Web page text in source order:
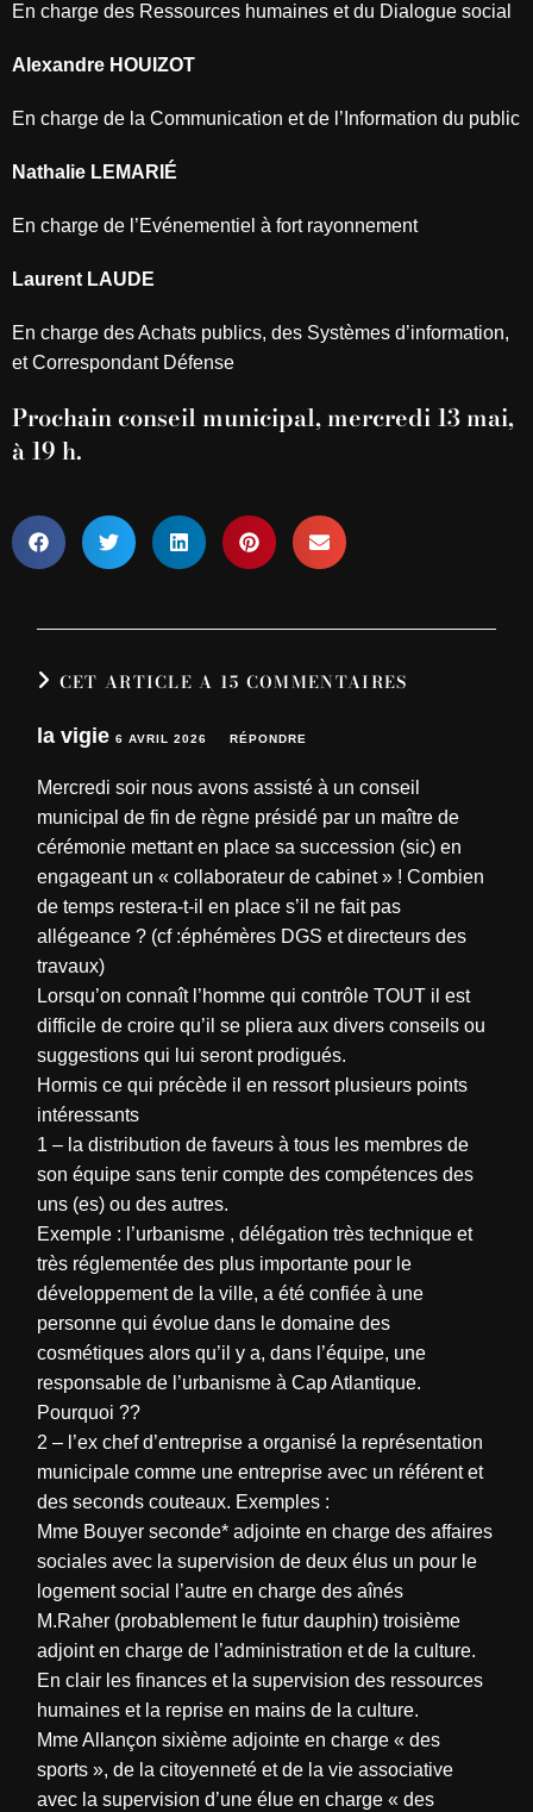
En charge des Ressources humaines et du Dialogue social
Alexandre HOUIZOT
En charge de la Communication et de l’Information du public
Nathalie LEMARIÉ
En charge de l’Evénementiel à fort rayonnement
Laurent LAUDE
En charge des Achats publics, des Systèmes d’information,
et Correspondant Défense
Prochain conseil municipal, mercredi 13 mai,
à 19 h.
CET ARTICLE A 15 COMMENTAIRES
la vigie6 AVRIL 2026 RÉPONDRE
Mercredi soir nous avons assisté à un conseil
municipal de fin de règne présidé par un maître de
cérémonie mettant en place sa succession (sic) en
engageant un « collaborateur de cabinet » ! Combien
de temps restera-t-il en place s’il ne fait pas
allégeance ? (cf :éphémères DGS et directeurs des
travaux)
Lorsqu’on connaît l’homme qui contrôle TOUT il est
difficile de croire qu’il se pliera aux divers conseils ou
suggestions qui lui seront prodigués.
Hormis ce qui précède il en ressort plusieurs points
intéressants
1 – la distribution de faveurs à tous les membres de
son équipe sans tenir compte des compétences des
uns (es) ou des autres.
Exemple : l’urbanisme , délégation très technique et
très réglementée des plus importante pour le
développement de la ville, a été confiée à une
personne qui évolue dans le domaine des
cosmétiques alors qu’il y a, dans l’équipe, une
responsable de l’urbanisme à Cap Atlantique.
Pourquoi ??
2 – l’ex chef d’entreprise a organisé la représentation
municipale comme une entreprise avec un référent et
des seconds couteaux. Exemples :
Mme Bouyer seconde* adjointe en charge des affaires
sociales avec la supervision de deux élus un pour le
logement social l’autre en charge des aînés
M.Raher (probablement le futur dauphin) troisième
adjoint en charge de l’administration et de la culture.
En clair les finances et la supervision des ressources
humaines et la reprise en mains de la culture.
Mme Allançon sixième adjointe en charge « des
sports », de la citoyenneté et de la vie associative
avec la supervision d’une élue en charge « des